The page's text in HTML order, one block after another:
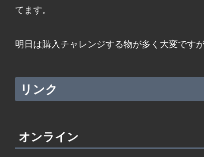
てます。
明日は購入チャレンジする物が多く大変です
リンク
オンライン